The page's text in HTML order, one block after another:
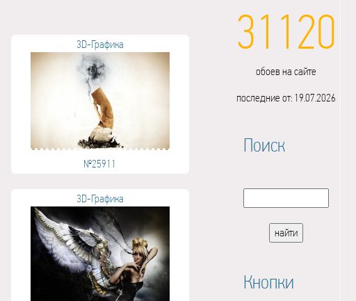
3D-Графика
№25911
3D-Графика
31120
обоев на сайте
последние от: 19.07.2026
Поиск
Кнопки